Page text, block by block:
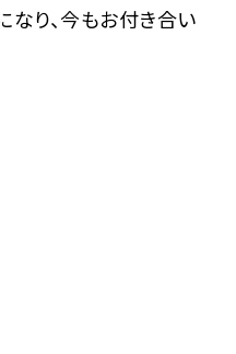
なり、今もお付き合い